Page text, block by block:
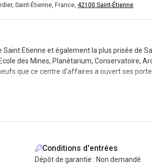
Saint-Étienne, France, 42100 Saint-Étienne
Etienne et également la plus prisée de
des Mines, Planétarium,
que ce centre d'affaires a ouvert ses
avec une entrée spacieuse et identifiée, les
dispose de 2 salles de réunion, de
Conditions d'entrées
Dépôt de garantie : Non demandé